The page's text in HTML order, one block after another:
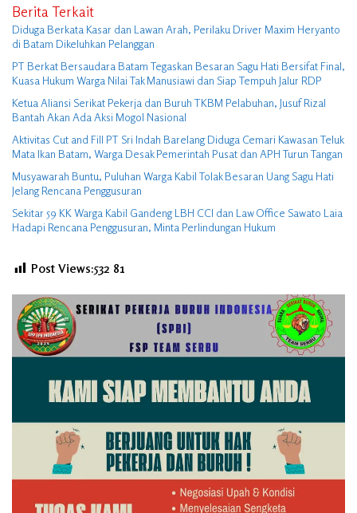
Berita Terkait
Diduga Berkata Kasar dan Lawan Arah, Perilaku Driver Maxim Heryanto
di Batam Dikeluhkan Pelanggan
PT Berkat Bersaudara Batam Tegaskan Besaran Sagu Hati Bersifat Final,
Kuasa Hukum Warga Nilai Tak Manusiawi dan Siap Tempuh Jalur RDP
Ketua Aliansi Serikat Pekerja dan Buruh TKBM Pelabuhan, Jusuf Rizal
Bantah Akan Ada Aksi Mogol Nasional
Aktivitas Cut and Fill PT Sri Indah Barelang Diduga Cemari Kawasan Teluk
Mata Ikan Batam, Warga Desak Pemerintah Pusat dan APH Turun Tangan
Musyawarah Buntu, Puluhan Warga Kabil Tolak Besaran Uang Sagu Hati
Jelang Rencana Penggusuran
Sekitar 59 KK Warga Kabil Gandeng LBH CCI dan Law Office Sawato Laia
Hadapi Rencana Penggusuran, Minta Perlindungan Hukum
Post Views:532 81